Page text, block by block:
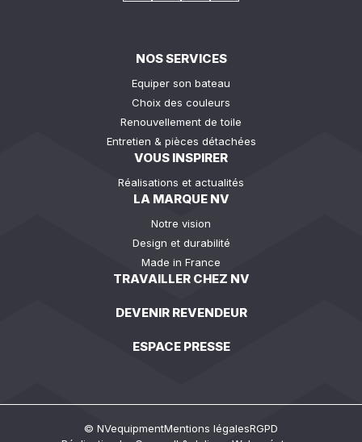
NOS SERVICES
Equiper son bateau
Choix des couleurs
Renouvellement de toile
Entretien & pièces détachées
VOUS INSPIRER
Réalisations et actualités
LA MARQUE NV
Notre vision
Design et durabilité
Made in France
TRAVAILLER CHEZ NV
DEVENIR REVENDEUR
ESPACE PRESSE
© NVequipmentMentions légalesRGPD